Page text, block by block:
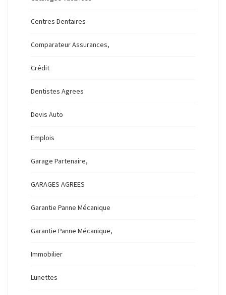
Centres Dentaires
Comparateur Assurances,
Crédit
Dentistes Agrees
Devis Auto
Emplois
Garage Partenaire,
GARAGES AGREES
Garantie Panne Mécanique
Garantie Panne Mécanique,
Immobilier
Lunettes